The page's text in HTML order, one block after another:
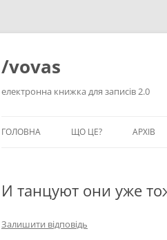
Перейти
/vovas
електронна книжка для записів 2.0
ГОЛОВНА ЩО ЦЕ? АРХІВ
И танцуют они уже
Залишити відповідь